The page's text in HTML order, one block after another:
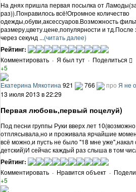
На днях пришла первая посылка от
раз)).Понравилось всё!Огромное количество
одежды,обуви,аксессуаров.Возможность
размеру,цвету.цене,популярности и тд.После
через секунд ...(читать далее)
Рейтинг:
Комментировать · Я был тут · Поделиться
+5
Екатерина Мякотина 921 766 про Я не
13 июля 2013 в 22:29
Первая любовь,первый поцелуй)
Под песни группы Руки вверх лет
отплясывала,но и проживала ярчайшие
всё можно,и пусть не было "18 мне
детский)И сейчас каждый раз слыша в том
Рейтинг:
Комментировать · Нравится объект ·
+5